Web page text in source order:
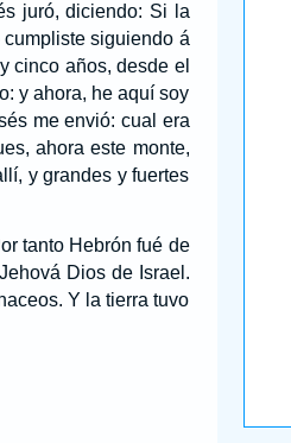
juró, diciendo: Si la
siguiendo á
cinco años, desde el
y ahora, he aquí soy
me envió: cual era
ahora este monte,
y grandes y fuertes
tanto Hebrón fué de
Dios de Israel.
Y la tierra tuvo